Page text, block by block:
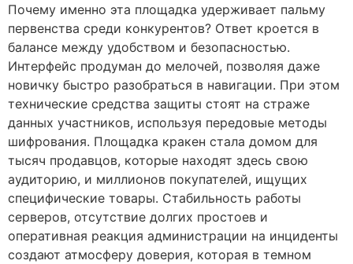
Почему именно эта площадка удерживает пальму
первенства среди конкурентов? Ответ кроется в
балансе между удобством и безопасностью.
Интерфейс продуман до мелочей, позволяя даже
новичку быстро разобраться в навигации. При этом
технические средства защиты стоят на страже
данных участников, используя передовые методы
шифрования. Площадка кракен стала домом для
тысяч продавцов, которые находят здесь свою
аудиторию, и миллионов покупателей, ищущих
специфические товары. Стабильность работы
серверов, отсутствие долгих простоев и
оперативная реакция администрации на инциденты
создают атмосферу доверия, которая в темном